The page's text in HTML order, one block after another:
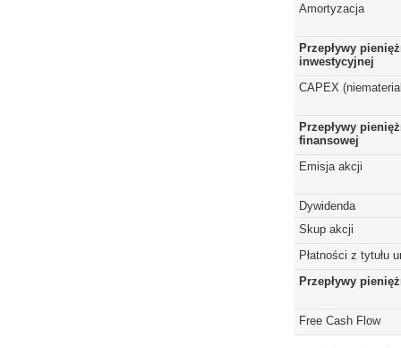
Amortyzacja
Przepływy
inwestycyjnej
CAPEX
Przepływy
finansowej
Emisja akcji
Dywidenda
Skup akcji
Płatności z tytułu
Przepływy
Free Cash Flow